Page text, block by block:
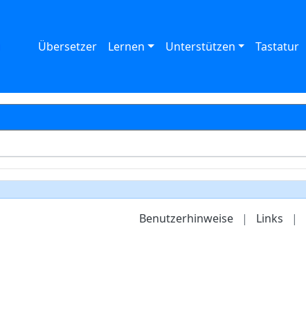
Übersetzer Lernen Unterstützen Tastatur
Benutzerhinweise | Links |